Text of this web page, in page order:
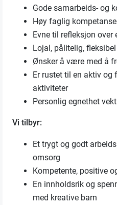
Gode samarbeids- og
Høy faglig kompetanse
Evne til refleksjon
Lojal, pålitelig,
Ønsker å være med å
Er rustet til en aktiv og
aktiviteter
Personlig egnethet
Vi tilbyr:
Et trygt og godt
omsorg
Kompetente, positive
En innholdsrik og
med kreative barn